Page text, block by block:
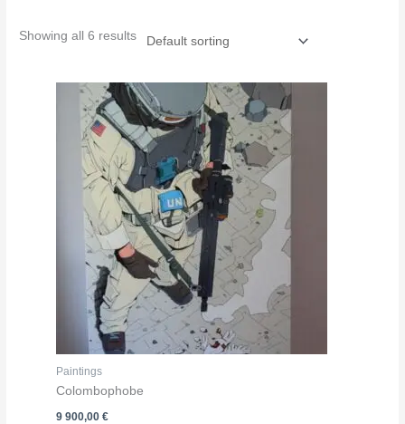
Showing all 6 results
Paintings
Colombophobe
9 900,00€